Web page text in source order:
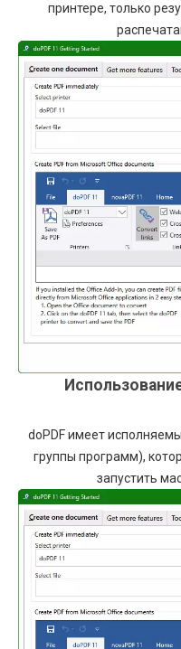
принтере, только
doPDF имеет
группы программ),
запустить